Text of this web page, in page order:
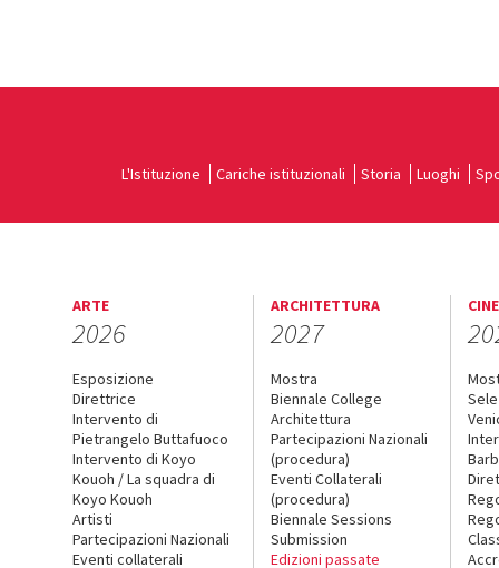
L'Istituzione Cariche istituzionali Storia Luoghi
ARTE
2026
Esposizione
Direttrice
Intervento di
Pietrangelo Buttafuoco
Intervento di Koyo
Kouoh / La squadra di
Koyo Kouoh
Artisti
Partecipazioni Nazionali
Eventi collaterali
ARCHITETTURA
2027
Mostra
Biennale College
Architettura
Partecipazioni Nazionali
(procedura)
Eventi Collaterali
(procedura)
Biennale Sessions
Submission
Edizioni passate